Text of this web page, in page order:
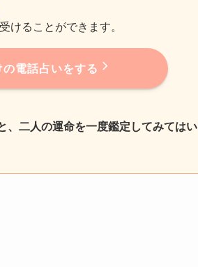
けることができます。
の電話占いをする
、二人の運命を一度鑑定してみてはい